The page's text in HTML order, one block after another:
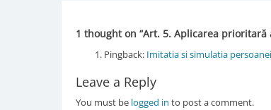
1 thought on “Art. 5. Aplicarea
Pingback: Imitatia si simulatia
Leave a Reply
You must be logged in to post a comment.